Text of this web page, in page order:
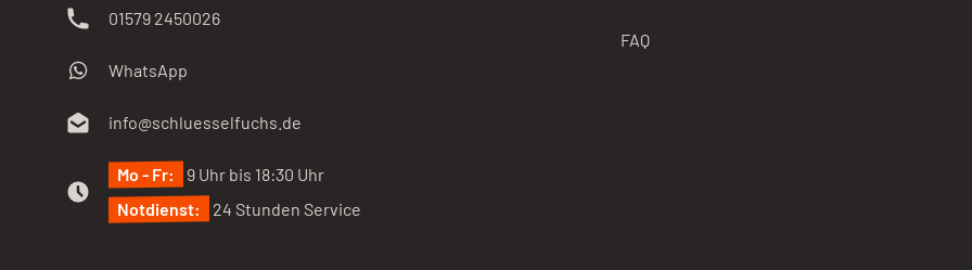
01579 2450026
WhatsApp
info@schluesselfuchs.de
Mo - Fr:
9 Uhr bis 18:30 Uhr
Notdienst:
24 Stunden Service
FAQ